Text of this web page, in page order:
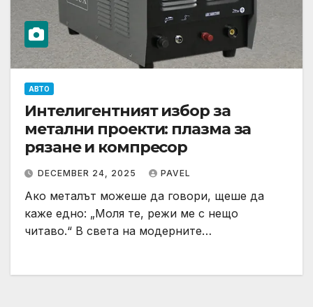
АВТО
Интелигентният избор за
метални проекти: плазма за
рязане и компресор
DECEMBER 24, 2025 PAVEL
Ако металът можеше да говори, щеше да
каже едно: „Моля те, режи ме с нещо
читаво.“ В света на модерните…